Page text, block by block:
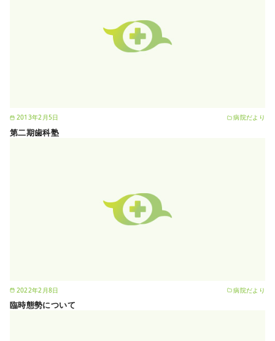
2013年2月5日 病院だより
第二期歯科塾
2022年2月8日 病院だより
臨時態勢について